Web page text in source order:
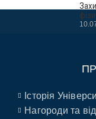
Історія
Нагороди та